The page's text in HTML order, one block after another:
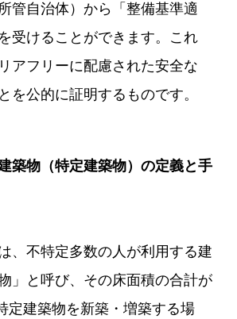
管自治体）から「整備基準適
受けることができます。これ
アフリーに配慮された安全な
を公的に証明するものです。
築物（特定建築物）の定義と手
、不特定多数の人が利用する建
」と呼び、その床面積の合計が
定建築物を新築・増築する場